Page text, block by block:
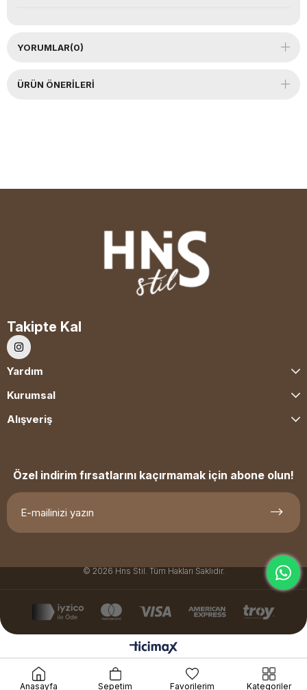
YORUMLAR(0)
ÜRÜN ÖNERILERI
Takipte Kal
Yardım
Kurumsal
Alışveriş
Özel indirim fırsatlarını kaçırmamak için abone olun!
© 2026 Hns Stil. Tüm Hakları Saklıdır.
Anasayfa Sepetim Favorilerim Kategoriler